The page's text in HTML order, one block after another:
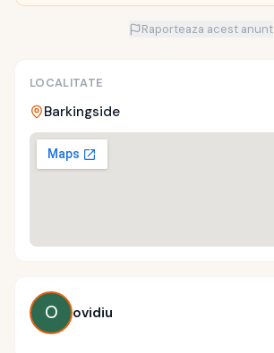
Raporteaza acest anunt
LOCALITATE
Barkingside
O ovidiu